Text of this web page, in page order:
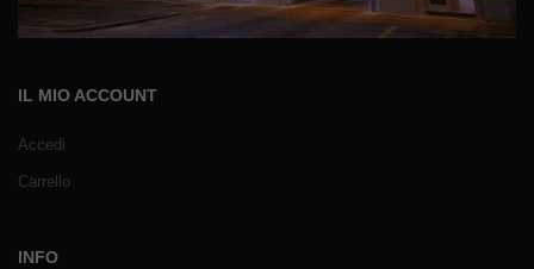
IL MIO ACCOUNT
Accedi
Carrello
INFO